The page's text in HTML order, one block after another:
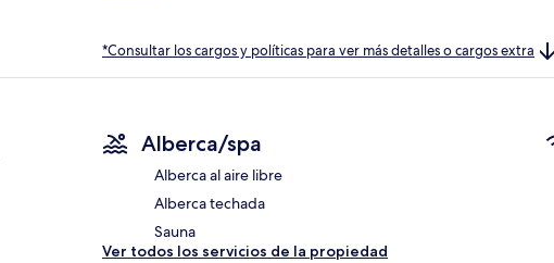
*Consultar los cargos y políticas para ver más detalles o cargos extra
Alberca/spa
Alberca al aire libre
Alberca techada
Sauna
Ver todos los servicios de la propiedad